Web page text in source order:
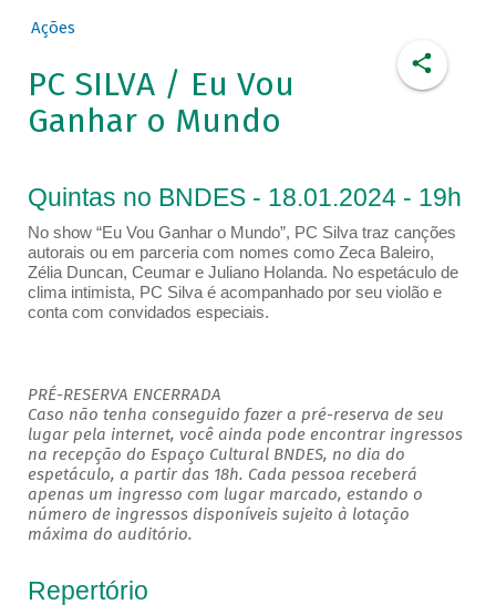
Ações
PC SILVA / Eu Vou
Ganhar o Mundo
Quintas no BNDES - 18.01.2024 - 19h
No show “Eu Vou Ganhar o Mundo”, PC Silva traz canções
autorais ou em parceria com nomes como Zeca Baleiro,
Zélia Duncan, Ceumar e Juliano Holanda. No espetáculo de
clima intimista, PC Silva é acompanhado por seu violão e
conta com convidados especiais.
PRÉ-RESERVA ENCERRADA
Caso não tenha conseguido fazer a pré-reserva de seu
lugar pela internet, você ainda pode encontrar ingressos
na recepção do Espaço Cultural BNDES, no dia do
espetáculo, a partir das 18h. Cada pessoa receberá
apenas um ingresso com lugar marcado, estando o
número de ingressos disponíveis sujeito à lotação
máxima do auditório.
Repertório